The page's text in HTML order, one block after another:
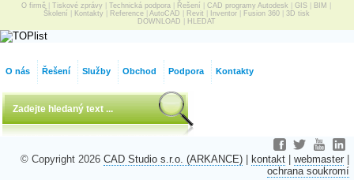
O firmě Tiskové zprávy Technická podpora Řešení CAD programy Autodesk GIS BIM
Školení
Kontakty Reference| AutoCAD Revit Inventor| Fusion 360| 3D tisk
DOWNLOAD
HLEDAT
O nás Řešení Služby Obchod Podpora Kontakty
© Copyright 2026 CAD Studio s.r.o. (ARKANCE) kontakt webmaster
ochrana soukromí